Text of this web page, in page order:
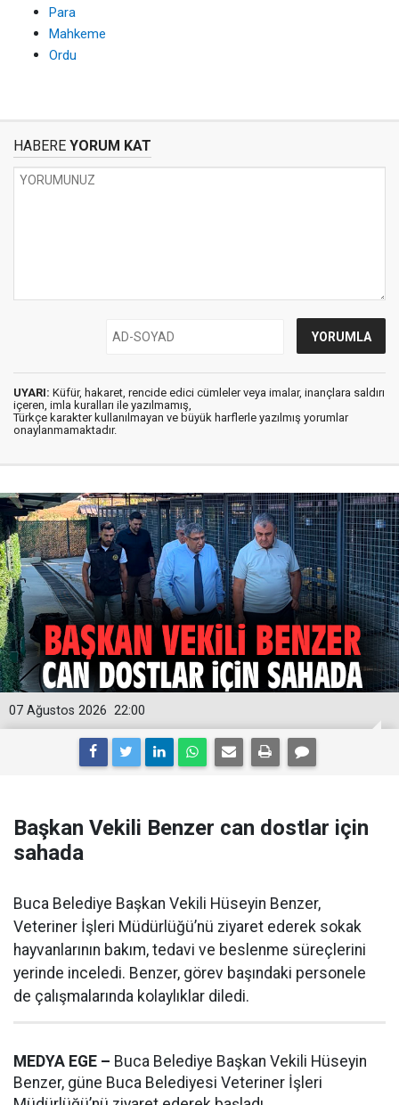
Para
Mahkeme
Ordu
HABERE YORUM KAT
UYARI: Küfür, hakaret, rencide edici cümleler veya imalar, inançlara saldırı
içeren, imla kuralları ile yazılmamış,
Türkçe karakter kullanılmayan ve büyük harflerle yazılmış yorumlar
onaylanmamaktadır.
22:00
07 Ağustos 2026
Başkan Vekili Benzer can dostlar için
sahada
Buca Belediye Başkan Vekili Hüseyin Benzer,
Veteriner İşleri Müdürlüğü’nü ziyaret ederek sokak
hayvanlarının bakım, tedavi ve beslenme süreçlerini
yerinde inceledi. Benzer, görev başındaki personele
de çalışmalarında kolaylıklar diledi.
MEDYA EGE – Buca Belediye Başkan Vekili Hüseyin
Benzer, güne Buca Belediyesi Veteriner İşleri